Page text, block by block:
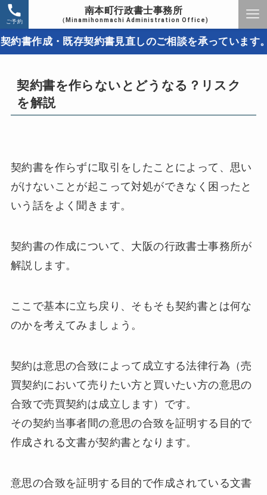
南本町行政書士事務所
（Minamihonmachi Administration Office)
ご予約
成・既存契約書見直しのご相談を承っています。取引
契約書を作らないとどうなる？リスク
を解説
契約書を作らずに取引をしたことによって、思い
がけないことが起こって対処ができなく困ったと
いう話をよく聞きます。
契約書の作成について、大阪の行政書士事務所が
解説します。
ここで基本に立ち戻り、そもそも契約書とは何な
のかを考えてみましょう。
契約は意思の合致によって成立する法律行為（売
買契約において売りたい方と買いたい方の意思の
合致で売買契約は成立します）です。
その契約当事者間の意思の合致を証明する目的で
作成される文書が契約書となります。
意思の合致を証明する目的で作成されている文書